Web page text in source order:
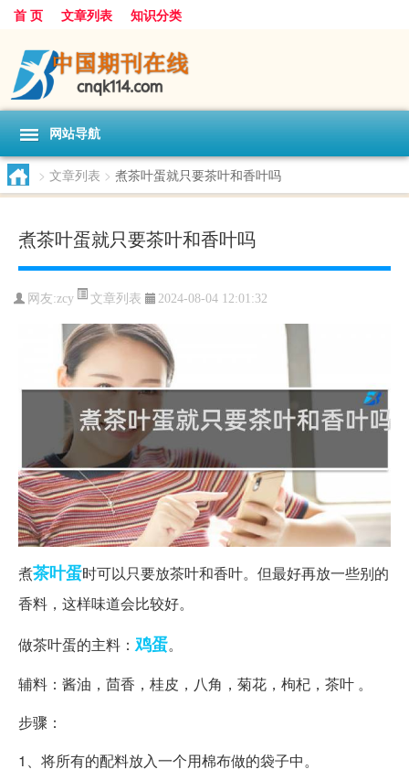
首 页 文章列表 知识分类
网站导航
> 文章列表 > 煮茶叶蛋就只要茶叶和香叶吗
煮茶叶蛋就只要茶叶和香叶吗
网友:zcy 文章列表 2024-08-04 12:01:32
煮茶叶蛋时可以只要放茶叶和香叶。但最好再放一些别的
香料，这样味道会比较好。
做茶叶蛋的主料： 鸡蛋。
辅料：酱油，茴香，桂皮，八角，菊花，枸杞，茶叶 。
步骤：
1、将所有的配料放入一个用棉布做的袋子中。